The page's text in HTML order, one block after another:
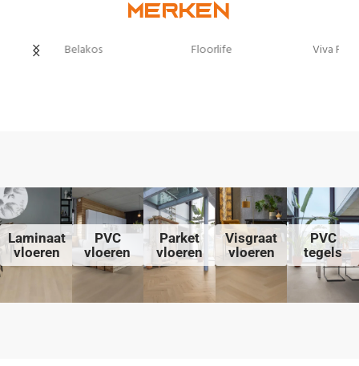
Merken
Belakos Floorlife Viva
Laminaat
vloeren
PVC
vloeren
Parket
vloeren
Visgraat
vloeren
PVC
tegels